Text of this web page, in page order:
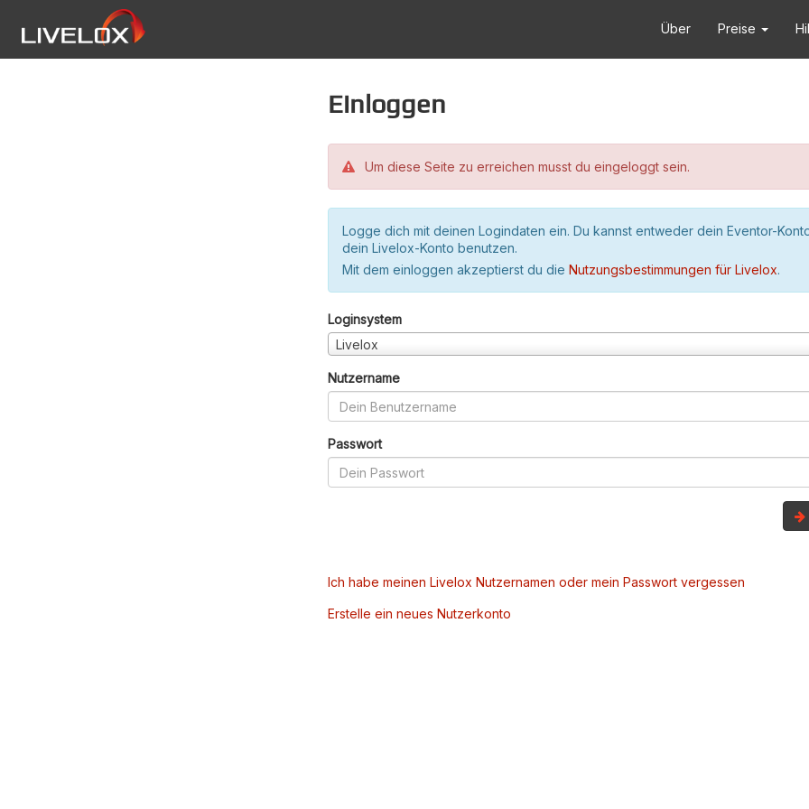
Über Preise
Einloggen
Um diese Seite zu erreichen musst du eingeloggt sein.
Logge dich mit deinen Logindaten ein. Du kannst entweder dein Eventor-
dein Livelox-Konto benutzen.
Mit dem einloggen akzeptierst du die Nutzungsbestimmungen für Livelox.
Loginsystem
Livelox
Nutzername
Passwort
Ich habe meinen Livelox Nutzernamen oder mein Passwort vergessen
Erstelle ein neues Nutzerkonto